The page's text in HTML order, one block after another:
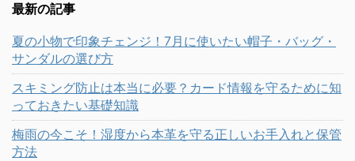
最新の記事
夏の小物で印象チェンジ！7月に使いたい帽子・バッグ・
サンダルの選び方
スキミング防止は本当に必要？カード情報を守るために知
っておきたい基礎知識
梅雨の今こそ！湿度から本革を守る正しいお手入れと保管
方法